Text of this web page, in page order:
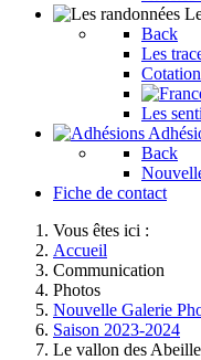
Back
Les
Les
Back
Fiche de contact
Vous êtes ici :
Accueil
Communication
Photos
Nouvelle Galerie
Saison 2023-2024
Le vallon des